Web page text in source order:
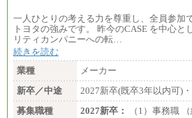
一人ひとりの考える力を尊重し、全員参加
トヨタの強みです。 昨今のCASE を中心
リティカンパニーへの転…
続きを読む
業種
メーカー
新卒／中途
2027新卒(既卒3年以内可)
募集職種
2027新卒：
（1）事務職